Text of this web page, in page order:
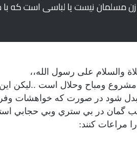
مسلمان نیست یا لباسی است که
والسلام على رسول الله،،
ومباح وحلال است ..ليكن
شود در صورت كه خواهشات
گمان در بي ستري وبي حجابي
مراعات كنند: